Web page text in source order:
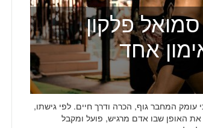
פלקון
אחד
המחבר גוף, הכרה ודרך חיים. לפי גישתו,
האופן שבו אדם מרגיש, פועל ומקבל